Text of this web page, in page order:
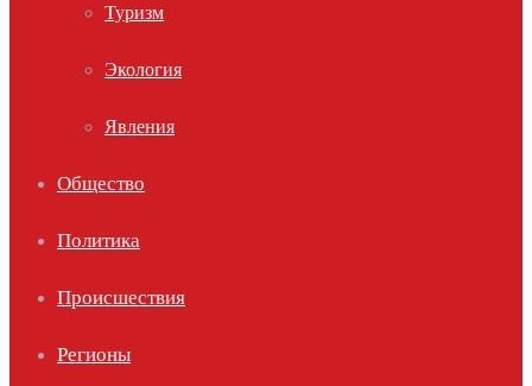
Туризм
Экология
Явления
Общество
Политика
Происшествия
Регионы